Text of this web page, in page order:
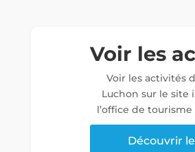
Voir les
Voir les activités
Luchon sur le site
l’office de tourisme
Découvrir